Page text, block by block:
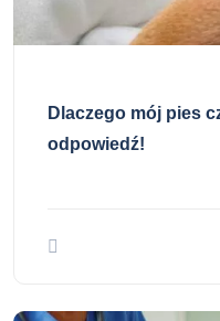
Dlaczego mój pies
odpowiedź!